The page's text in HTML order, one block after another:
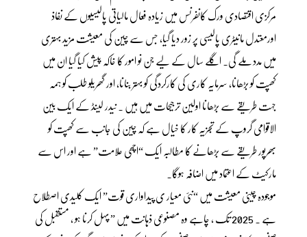
مرکزی اقتصادی ورک کانفرنس میں زیادہ فعال مالیاتی پالیسیوں کے نفاذ
اورمعتدل مانیٹری پالیسی پر زور دیا گیا، جس سے چین کی معیشت مزید بہتری
میں مدد ملے گی۔ اگلے سال کے لیے جن نو امور کا خاکہ پیش کیا گیا ان میں
کھپت کو بڑھانا، سرمایہ کاری کی کارکردگی کو بہتر بنانا، اور گھریلو طلب کو ہمہ
جہت طریقے سے بڑھانا اولین ترجیحات میں ہیں ۔ نیدر لینڈ کے ایک بین
الاقوامی گروپ کے تجزیہ کار کا خیال ہے کہ چین کی جانب سے کھپت کو
بھرپور طریقے سے بڑھانے کا مطالبہ ایک “اچھی علامت” ہے اور اس سے
مارکیٹ کے اعتماد میں اضافہ ہوگا۔
موجودہ چینی معیشت میں “نئی معیار ی پیداواری قوت” ایک کلیدی اصطلاح
ہے ۔ 2025 تک ، چاہے وہ مصنوعی ذہانت میں ” پہل کرنا ہو ، مستقبل کی